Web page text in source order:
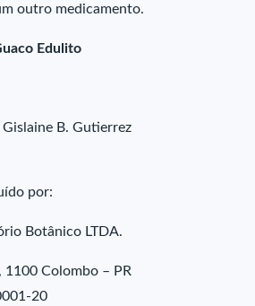
outro medicamento.
Edulito
B. Gutierrez
por:
Botânico LTDA.
1100 Colombo – PR
20